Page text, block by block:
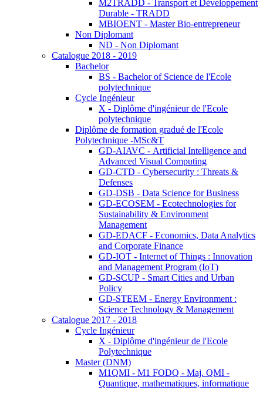
M2TRADD - Transport et Développement
Durable - TRADD
MBIOENT - Master Bio-entrepreneur
Non Diplomant
ND - Non Diplomant
Catalogue 2018 - 2019
Bachelor
BS - Bachelor of Science de l'Ecole
polytechnique
Cycle Ingénieur
X - Diplôme d'ingénieur de l'Ecole
polytechnique
Diplôme de formation gradué de l'Ecole
Polytechnique -MSc&T
GD-AIAVC - Artificial Intelligence and
Advanced Visual Computing
GD-CTD - Cybersecurity : Threats &
Defenses
GD-DSB - Data Science for Business
GD-ECOSEM - Ecotechnologies for
Sustainability & Environment
Management
GD-EDACF - Economics, Data Analytics
and Corporate Finance
GD-IOT - Internet of Things : Innovation
and Management Program (IoT)
GD-SCUP - Smart Cities and Urban
Policy
GD-STEEM - Energy Environment :
Science Technology & Management
Catalogue 2017 - 2018
Cycle Ingénieur
X - Diplôme d'ingénieur de l'Ecole
Polytechnique
Master (DNM)
M1QMI - M1 FODQ - Maj. QMI -
Quantique, mathematiques, informatique